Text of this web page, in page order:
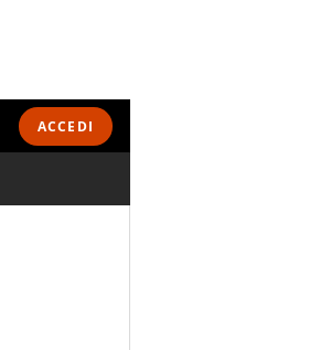
ACCEDI